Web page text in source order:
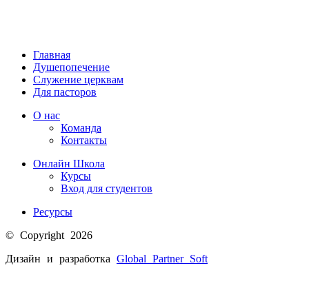
Главная
Душепопечение
Служение церквам
Для пасторов
О нас
Команда
Контакты
Онлайн Школа
Курсы
Вход для студентов
Ресурсы
© Copyright 2026
Дизайн и разработка Global Partner Soft